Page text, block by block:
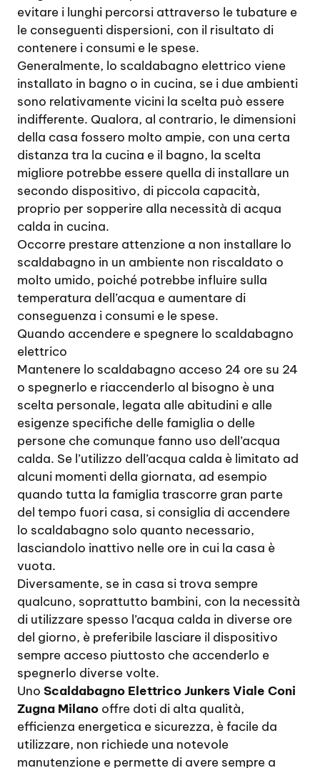
evitare i lunghi percorsi attraverso le tubature e
le conseguenti dispersioni, con il risultato di
contenere i consumi e le spese.
Generalmente, lo scaldabagno elettrico viene
installato in bagno o in cucina, se i due ambienti
sono relativamente vicini la scelta può essere
indifferente. Qualora, al contrario, le dimensioni
della casa fossero molto ampie, con una certa
distanza tra la cucina e il bagno, la scelta
migliore potrebbe essere quella di installare un
secondo dispositivo, di piccola capacità,
proprio per sopperire alla necessità di acqua
calda in cucina.
Occorre prestare attenzione a non installare lo
scaldabagno in un ambiente non riscaldato o
molto umido, poiché potrebbe influire sulla
temperatura dell’acqua e aumentare di
conseguenza i consumi e le spese.
Quando accendere e spegnere lo scaldabagno
elettrico
Mantenere lo scaldabagno acceso 24 ore su 24
o spegnerlo e riaccenderlo al bisogno è una
scelta personale, legata alle abitudini e alle
esigenze specifiche delle famiglia o delle
persone che comunque fanno uso dell’acqua
calda. Se l’utilizzo dell’acqua calda è limitato ad
alcuni momenti della giornata, ad esempio
quando tutta la famiglia trascorre gran parte
del tempo fuori casa, si consiglia di accendere
lo scaldabagno solo quanto necessario,
lasciandolo inattivo nelle ore in cui la casa è
vuota.
Diversamente, se in casa si trova sempre
qualcuno, soprattutto bambini, con la necessità
di utilizzare spesso l’acqua calda in diverse ore
del giorno, è preferibile lasciare il dispositivo
sempre acceso piuttosto che accenderlo e
spegnerlo diverse volte.
Uno Scaldabagno Elettrico Junkers Viale Coni
Zugna Milano offre doti di alta qualità,
efficienza energetica e sicurezza, è facile da
utilizzare, non richiede una notevole
manutenzione e permette di avere sempre a